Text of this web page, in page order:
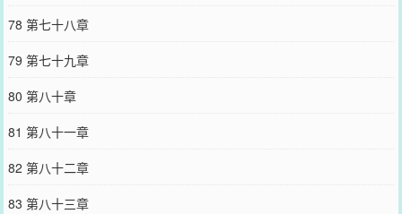
78 第七十八章
79 第七十九章
80 第八十章
81 第八十一章
82 第八十二章
83 第八十三章